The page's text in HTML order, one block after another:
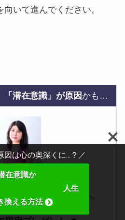
いて進んでください。
「潜在意識」が原因 かも…
・過去世がわかる！
の原因を知りたい方へ
因は心の奥深くに...？／
在意識か
人生
換える方法